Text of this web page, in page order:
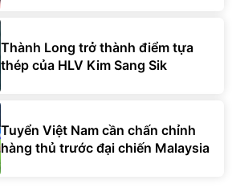
Thành Long trở thành điểm tựa
thép của HLV Kim Sang Sik
Tuyển Việt Nam cần chấn chỉnh
hàng thủ trước đại chiến Malaysia